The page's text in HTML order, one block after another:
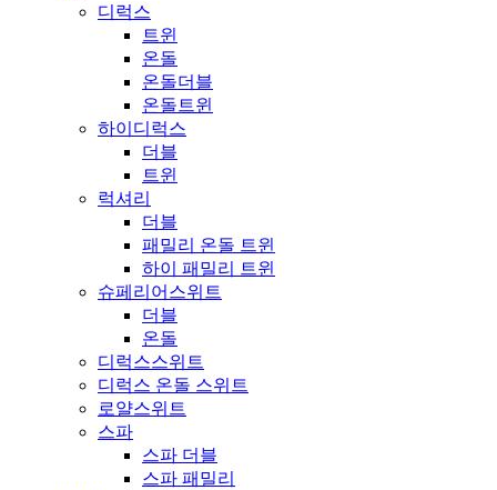
디럭스
트윈
온돌
온돌더블
온돌트윈
하이디럭스
더블
트윈
럭셔리
더블
패밀리 온돌 트윈
하이 패밀리 트윈
슈페리어스위트
더블
온돌
디럭스스위트
디럭스 온돌 스위트
로얄스위트
스파
스파 더블
스파 패밀리